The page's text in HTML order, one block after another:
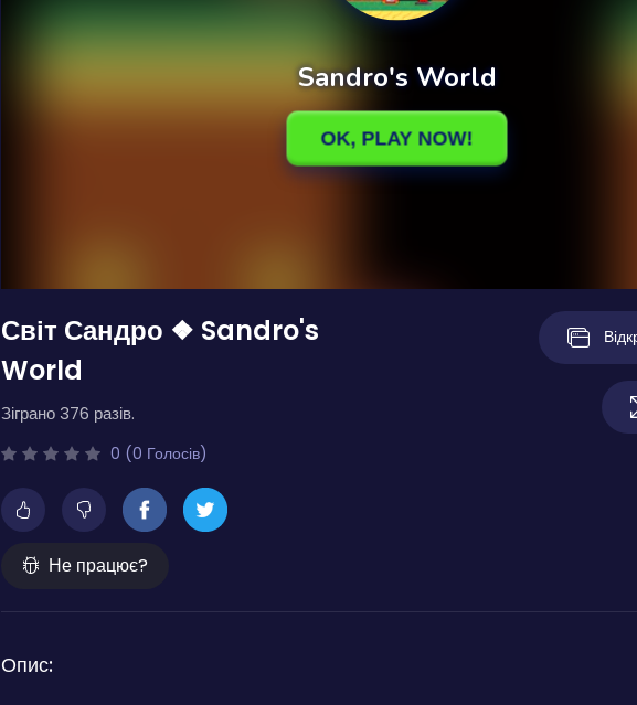
Світ Сандро ❖ Sandro's
World
Зіграно 376 разів.
0 (0 Голосів)
Не працює?
Опис: